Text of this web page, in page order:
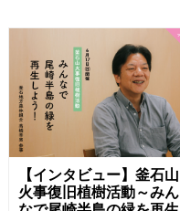
【インタビュー】釜石山
火事復旧植樹活動～みん